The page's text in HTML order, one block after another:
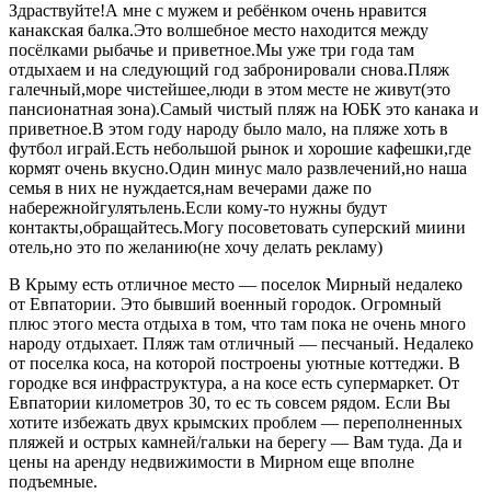
Здраствуйте!А мне с мужем и ребёнком очень нравится
канакская балка.Это волшебное место находится между
посёлками рыбачье и приветное.Мы уже три года там
отдыхаем и на следующий год забронировали снова.Пляж
галечный,море чистейшее,люди в этом месте не живут(это
пансионатная зона).Самый чистый пляж на ЮБК это канака и
приветное.В этом году народу было мало, на пляже хоть в
футбол играй.Есть небольшой рынок и хорошие кафешки,где
кормят очень вкусно.Один минус мало развлечений,но наша
семья в них не нуждается,нам вечерами даже по
набережнойгулятьлень.Если кому-то нужны будут
контакты,обращайтесь.Могу посоветовать суперский миини
отель,но это по желанию(не хочу делать рекламу)
В Крыму есть отличное место — поселок Мирный недалеко
от Евпатории. Это бывший военный городок. Огромный
плюс этого места отдыха в том, что там пока не очень много
народу отдыхает. Пляж там отличный — песчаный. Недалеко
от поселка коса, на которой построены уютные коттеджи. В
городке вся инфраструктура, а на косе есть супермаркет. От
Евпатории километров 30, то ес ть совсем рядом. Если Вы
хотите избежать двух крымских проблем — переполненных
пляжей и острых камней/гальки на берегу — Вам туда. Да и
цены на аренду недвижимости в Мирном еще вполне
подъемные.